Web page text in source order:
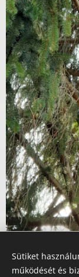
Sütiket
működését és